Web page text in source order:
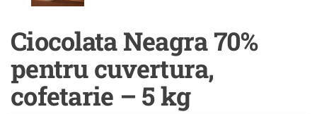
Ciocolata Neagra 70%
pentru cuvertura,
cofetarie – 5 kg